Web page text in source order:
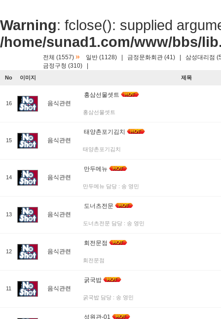
Warning: fclose(): supplied
/home/sunad1.com/www/bbs/
전체 (1557) » 일반 (1128) 금정문화회관 (41)
삼성대리점
금정구청 (310)
No 이미지 제목
16 음식관련
홍삼선물셋트
홍삼선물셋트
15 음식관련
태양촌포기김치
태양촌포기김치
14 음식관련
만두메뉴
만두메뉴 담당 : 송 영민
13 음식관련
도너츠전문
도너츠전문 담당 : 송 영민
12 음식관련
회전문점
회전문점
11 음식관련
굵국밥
굵국밥 담당 : 송 영민
성원관-01